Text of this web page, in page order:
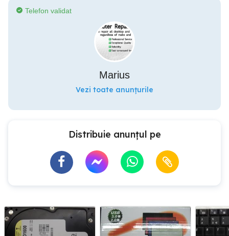
Telefon validat
Marius
Vezi toate anunțurile
Distribuie anunțul pe